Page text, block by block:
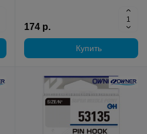
174 р.
Купить